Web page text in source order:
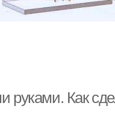
руками. Как